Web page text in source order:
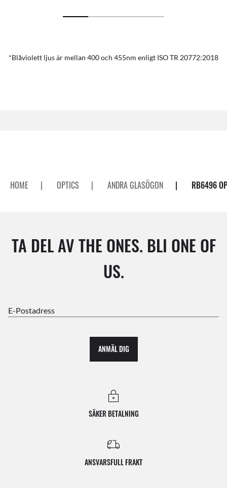
*Blåviolett ljus är mellan 400 och 455nm enligt ISO TR 20772:2018
HOME | OPTICS | ANDRA GLASÖGON | RB6496
TA DEL AV THE ONES. BLI ONE OF
US.
E-Postadress
ANMÄL DIG
SÄKER BETALNING
ANSVARSFULL FRAKT